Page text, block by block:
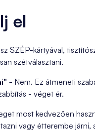
el
SZÉP-kártyával,
szétválasztani.
- Nem. Ez átmeneti
- véget ér.
most kedvezően
vagy étterembe